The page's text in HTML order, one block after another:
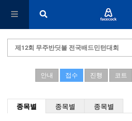
제12회 무주반딧불 전국배드민턴대회
안내 접수 진행 코트
종목별 종목별 종목별